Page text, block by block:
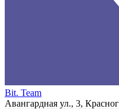
Bit. Team
Авангардная ул., 3,